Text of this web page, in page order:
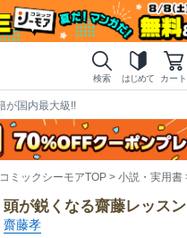
検索 はじめて カート
が国内最大級!!
ミックシーモアTOP 小説・実用書
頭が鋭くなる齋藤レッスン
齋藤孝